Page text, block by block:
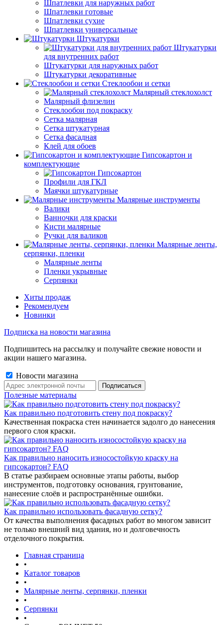
Шпатлевки для наружных работ
Шпатлевки готовые
Шпатлевки сухие
Шпатлевки универсальные
Штукатурки
Штукатурки
для внутренних работ
Штукатурки для наружных работ
Штукатурки декоративные
Стеклообои и сетки
Малярный стеклохолст
Малярный флизелин
Стеклообои под покраску
Сетка малярная
Сетка штукатурная
Сетка фасадная
Клей для обоев
Гипсокартон и
комплектующие
Гипсокартон
Профили для ГКЛ
Маячки штукатурные
Малярные инструменты
Валики
Ванночки для краски
Кисти малярные
Ручки для валиков
Малярные ленты,
серпянки, пленки
Малярные ленты
Пленки укрывные
Серпянки
Хиты продаж
Рекомендуем
Новинки
Подписка на новости магазина
Подпишитесь на рассылку и получайте свежие новости и
акции нашего магазина.
Новости магазина
Полезные материалы
Как правильно подготовить стену под покраску?
Качественная покраска стен начинается задолго до нанесения
первого слоя краски.
Как правильно наносить износостойкую краску на
гипсокартон? FAQ
В статье разбираем основные этапы работы, выбор
инструментов, подготовку основания, грунтование,
нанесение слоёв и распространённые ошибки.
Как правильно использовать фасадную сетку?
От качества выполнения фасадных работ во многом зависит
не только внешний вид здания, но и долговечность
отделочного покрытия.
Главная страница
•
Каталог товаров
•
Малярные ленты, серпянки, пленки
•
Серпянки
•